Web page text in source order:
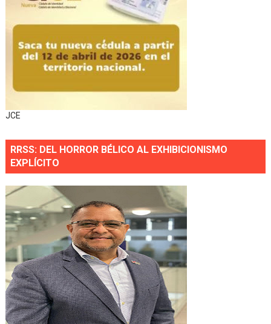
JCE
RRSS: DEL HORROR BÉLICO AL EXHIBICIONISMO
EXPLÍCITO